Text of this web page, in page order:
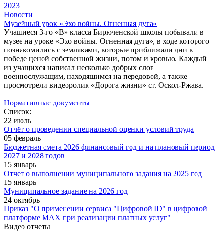
2023
Новости
Музейный урок «Эхо войны. Огненная дуга»
Учащиеся 3-го «В» класса Бирюченской школы побывали в
музее на уроке «Эхо войны. Огненная дуга», в ходе которого
познакомились с земляками, которые приближали дни к
победе ценой собственной жизни, потом и кровью. Каждый
из учащихся написал несколько добрых слов
военнослужащим, находящимся на передовой, а также
просмотрели видеоролик «Дорога жизни» ст. Оскол-Ржава.
Нормативные документы
Список:
22 июль
Отчёт о проведении специальной оценки условий труда
05 февраль
Бюджетная смета 2026 финансовый год и на плановый период
2027 и 2028 годов
15 январь
Отчет о выполнении муниципального задания на 2025 год
15 январь
Муниципальное задание на 2026 год
24 октябрь
Приказ "О применении сервиса "Цифровой ID" в цифровой
платформе МАХ при реализации платных услуг"
Видео отчеты